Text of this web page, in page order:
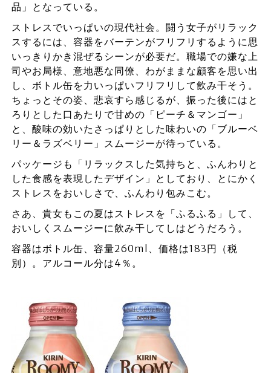
品」となっている。
ストレスでいっぱいの現代社会。闘う女子がリラック
スするには、容器をバーテンがフリフリするように思
いっきりかき混ぜるシーンが必要だ。職場での嫌な上
司やお局様、意地悪な同僚、わがままな顧客を思い出
し、ボトル缶を力いっぱいフリフリして飲み干そう。
ちょっとその姿、悲哀すら感じるが、振った後にはと
ろりとした口あたりで甘めの「ピーチ＆マンゴー」
と、酸味の効いたさっぱりとした味わいの「ブルーベ
リー＆ラズベリー」スムージーが待っている。
パッケージも「リラックスした気持ちと、ふんわりと
した食感を表現したデザイン」としており、とにかく
ストレスをおいしさで、ふんわり包みこむ。
さあ、貴女もこの夏はストレスを「ふるふる」して、
おいしくスムージーに飲み干してしはどうだろう。
容器はボトル缶、容量260ml、価格は183円（税
別）。アルコール分は4％。